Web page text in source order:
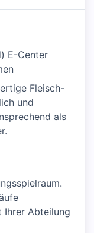
E-Center
Fleisch-
und
als
Ihrer Abteilung